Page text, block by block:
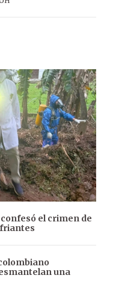
el crimen de
una